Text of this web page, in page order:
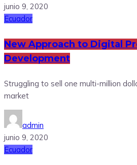
junio 9, 2020
Ecuador
New Approach to Digital
Development
Struggling to sell one multi-million
market
admin
junio 9, 2020
Ecuador